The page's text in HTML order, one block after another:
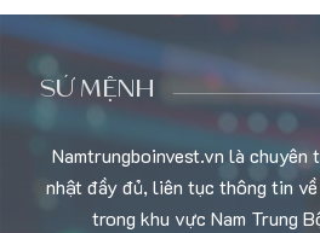
SỨ MỆNH
Namtrungboinvest.vn là chuyên
nhật đầy đủ, liên tục thông tin
trong khu vực Nam Trung